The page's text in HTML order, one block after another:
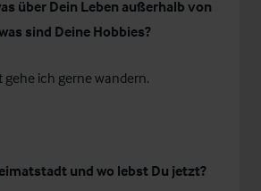
über Dein Leben außerhalb von
sind Deine Hobbies?
gehe ich gerne wandern.
und wo lebst Du jetzt?